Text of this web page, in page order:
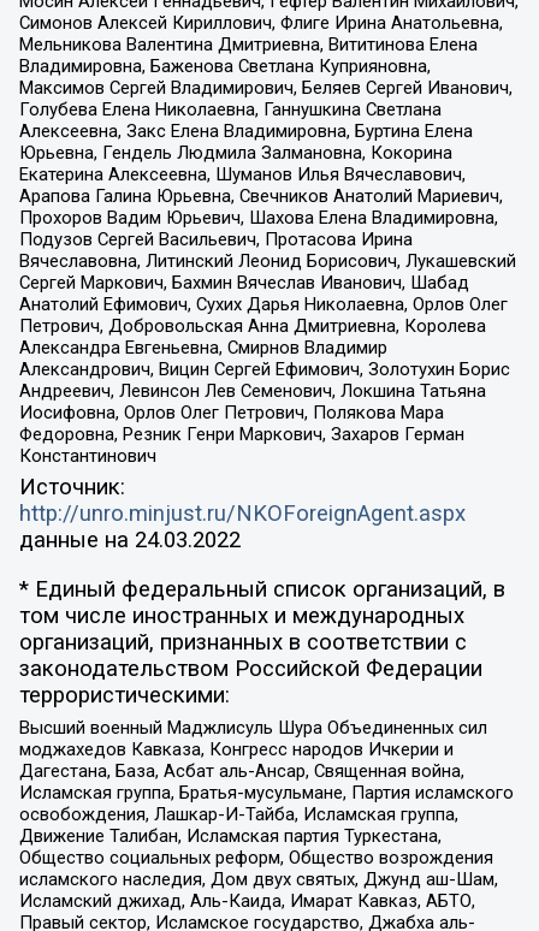
Симонов Алексей Кириллович, Флиге Ирина Анатольевна,
Мельникова Валентина Дмитриевна, Вититинова Елена
Владимировна, Баженова Светлана Куприяновна,
Максимов Сергей Владимирович, Беляев Сергей Иванович,
Голубева Елена Николаевна, Ганнушкина Светлана
Алексеевна, Закс Елена Владимировна, Буртина Елена
Юрьевна, Гендель Людмила Залмановна, Кокорина
Екатерина Алексеевна, Шуманов Илья Вячеславович,
Арапова Галина Юрьевна, Свечников Анатолий Мариевич,
Прохоров Вадим Юрьевич, Шахова Елена Владимировна,
Подузов Сергей Васильевич, Протасова Ирина
Вячеславовна, Литинский Леонид Борисович, Лукашевский
Сергей Маркович, Бахмин Вячеслав Иванович, Шабад
Анатолий Ефимович, Сухих Дарья Николаевна, Орлов Олег
Петрович, Добровольская Анна Дмитриевна, Королева
Александра Евгеньевна, Смирнов Владимир
Александрович, Вицин Сергей Ефимович, Золотухин Борис
Андреевич, Левинсон Лев Семенович, Локшина Татьяна
Иосифовна, Орлов Олег Петрович, Полякова Мара
Федоровна, Резник Генри Маркович, Захаров Герман
Константинович
Источник:
http://unro.minjust.ru/NKOForeignAgent.aspx
данные на 24.03.2022
* Единый федеральный список организаций, в
том числе иностранных и международных
организаций, признанных в соответствии с
законодательством Российской Федерации
террористическими:
Высший военный Маджлисуль Шура Объединенных сил
моджахедов Кавказа, Конгресс народов Ичкерии и
Дагестана, База, Асбат аль-Ансар, Священная война,
Исламская группа, Братья-мусульмане, Партия исламского
освобождения, Лашкар-И-Тайба, Исламская группа,
Движение Талибан, Исламская партия Туркестана,
Общество социальных реформ, Общество возрождения
исламского наследия, Дом двух святых, Джунд аш-Шам,
Исламский джихад, Аль-Каида, Имарат Кавказ, АБТО,
Правый сектор, Исламское государство, Джабха аль-